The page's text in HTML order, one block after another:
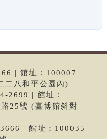
| 館址：100007
二八和平公園內)
2699 | 館址：
25號 (臺博館斜對
| 館址：100035